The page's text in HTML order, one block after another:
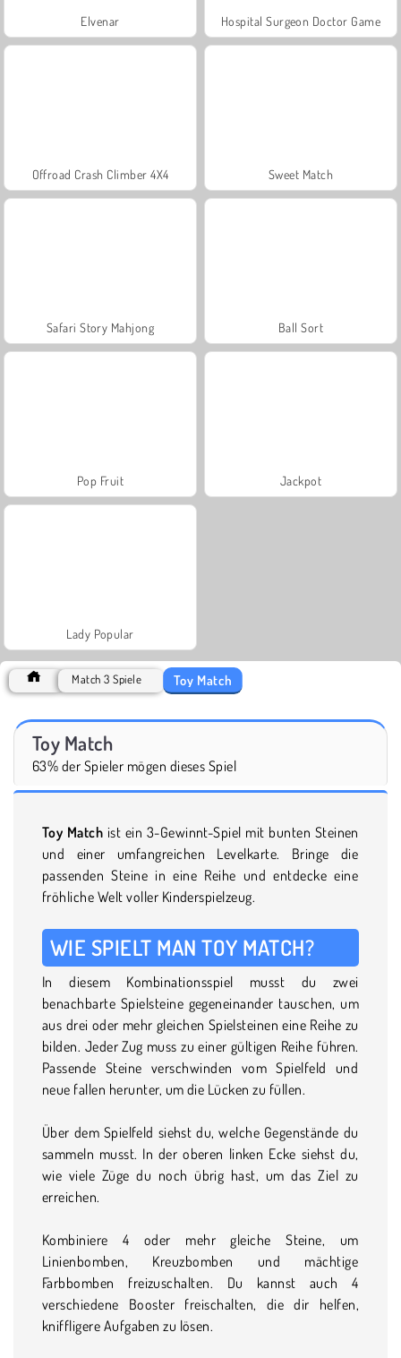
Elvenar Hospital Surgeon Doctor Game
Offroad Crash Climber 4X4 Sweet Match
Safari Story Mahjong Ball Sort
Pop Fruit Jackpot
Lady Popular
Match 3 Spiele Toy Match
Toy Match
63% der Spieler mögen dieses Spiel
Toy Match ist ein 3-Gewinnt-Spiel mit bunten Steinen
und einer umfangreichen Levelkarte. Bringe die
passenden Steine in eine Reihe und entdecke eine
fröhliche Welt voller Kinderspielzeug.
WIE SPIELT MAN TOY MATCH?
In diesem Kombinationsspiel musst du zwei
benachbarte Spielsteine gegeneinander tauschen, um
aus drei oder mehr gleichen Spielsteinen eine Reihe zu
bilden. Jeder Zug muss zu einer gültigen Reihe führen.
Passende Steine verschwinden vom Spielfeld und
neue fallen herunter, um die Lücken zu füllen.
Über dem Spielfeld siehst du, welche Gegenstände du
sammeln musst. In der oberen linken Ecke siehst du,
wie viele Züge du noch übrig hast, um das Ziel zu
erreichen.
Kombiniere 4 oder mehr gleiche Steine, um
Linienbomben, Kreuzbomben und mächtige
Farbbomben freizuschalten. Du kannst auch 4
verschiedene Booster freischalten, die dir helfen,
kniffligere Aufgaben zu lösen.